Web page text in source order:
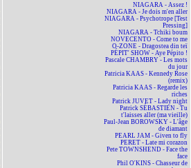
NIAGARA - Assez !
NIAGARA - Je dois m'en aller
NIAGARA - Psychotrope [Test
Pressing]
NIAGARA - Tchiki boum
NOVECENTO - Come to me
O-ZONE - Dragostea din teï
PÉPIT' SHOW - Aye Pépito !
Pascale CHAMBRY - Les mots
du jour
Patricia KAAS - Kennedy Rose
(remix)
Patricia KAAS - Regarde les
riches
Patrick JUVET - Lady night
Patrick SÉBASTIEN - Tu
t'laisses aller (ma vieille)
Paul-Jean BOROWSKY - L'âge
de diamant
PEARL JAM - Given to fly
PERET - Late mi corazon
Pete TOWNSHEND - Face the
face
Phil O'KINS - Chasseur de